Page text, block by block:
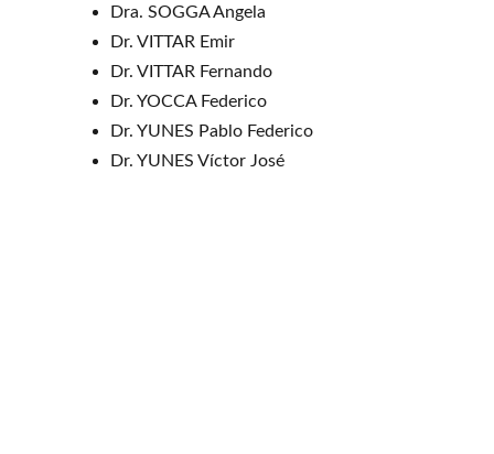
Dra. SOGGA Angela
Dr. VITTAR Emir
Dr. VITTAR Fernando
Dr. YOCCA Federico
Dr. YUNES Pablo Federico
Dr. YUNES Víctor José